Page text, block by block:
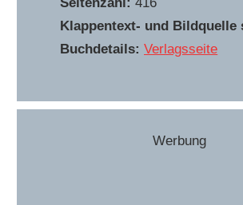
Klappentext- und Bildquelle
Buchdetails: Verlagsseite
Werbung